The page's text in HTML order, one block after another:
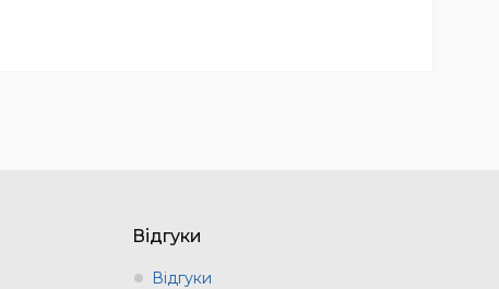
Відгуки
Відгуки